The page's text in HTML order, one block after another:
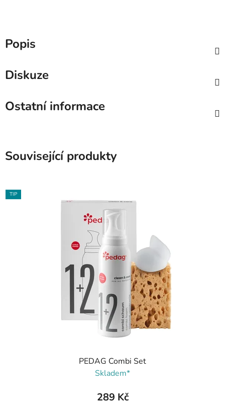
Popis
Diskuze
Ostatní informace
Související produkty
TIP
PEDAG Combi Set
Skladem*
289 Kč